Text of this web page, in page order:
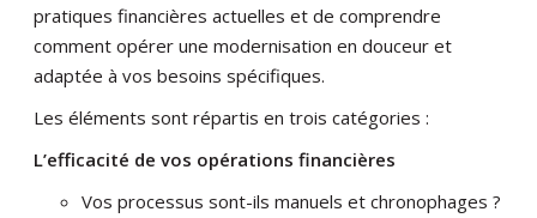
pratiques financières actuelles et de comprendre
comment opérer une modernisation en douceur et
adaptée à vos besoins spécifiques.
Les éléments sont répartis en trois catégories :
L’efficacité de vos opérations financières
Vos processus sont-ils manuels et chronophages ?